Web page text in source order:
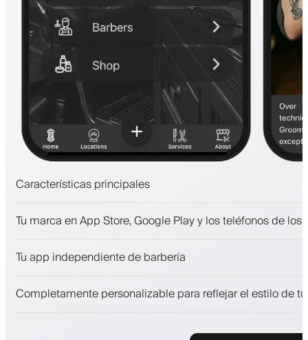
Características principales
Pagos, depósito de seguridad
Involucra a los clientes con un programa de fidelización
Tu marca en App Store, Google Play y los teléfonos de los
Tu app independiente de barbería
Completamente personalizable para reflejar el estilo de